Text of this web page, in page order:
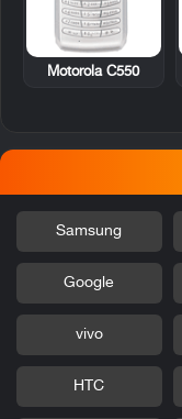
Motorola C550
Samsung
Google
vivo
HTC